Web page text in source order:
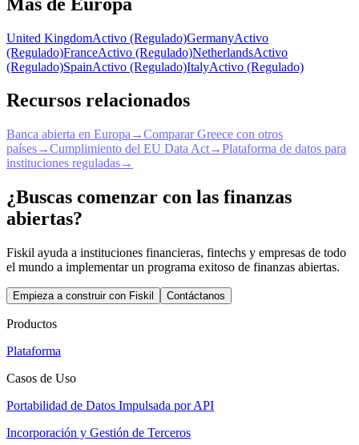
United KingdomActivo (Regulado)GermanyActivo
(Regulado)FranceActivo (Regulado)NetherlandsActivo
(Regulado)SpainActivo (Regulado)ItalyActivo (Regulado)
Recursos relacionados
Banca abierta en Europa →Comparar Greece con otros
países→Cumplimiento del EU Data Act→Plataforma de datos para
instituciones reguladas→
¿Buscas comenzar con las finanzas
abiertas?
Fiskil ayuda a instituciones financieras, fintechs y empresas de todo
el mundo a implementar un programa exitoso de finanzas abiertas.
Empieza a construir con Fiskil Contáctanos
Productos
Plataforma
Casos de Uso
Portabilidad de Datos Impulsada por API
Incorporación y Gestión de Terceros